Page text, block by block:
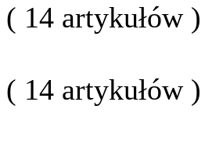
( 14 artykułów )
( 14 artykułów )